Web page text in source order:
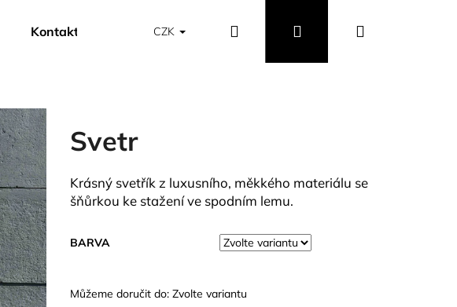
Kontakty Obchodní podmínky Vrácení a výměna zboží
CZK Hledat PřihlášeníNákupní
Svetr
Krásný svetřík z luxusního, měkkého materiálu se
šňůrkou ke stažení ve spodním lemu.
BARVA
Můžeme doručit do: Zvolte variantu